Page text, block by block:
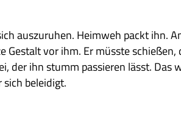
aus­zu­ru­hen. Heim­weh packt ihn.
Gestalt vor ihm. Er müsste
der ihn stumm pas­sie­ren lässt. Das
beleidigt.